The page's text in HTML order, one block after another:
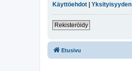
Käyttöehdot | Yksityisyyden
Rekisteröidy
Etusivu